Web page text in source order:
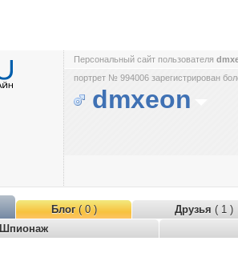
Персональный сайт пользователя
портрет № 994006 зарегистрирован
dmxeon
Блог( 0 ) Друзья ( 1 )
Шпионаж